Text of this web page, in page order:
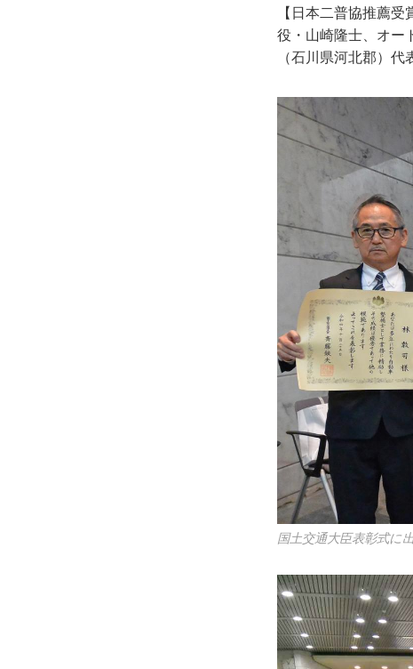
【日本二普協推薦
役・山崎隆士、オー
（石川県河北郡）代
国土交通大臣表彰式に